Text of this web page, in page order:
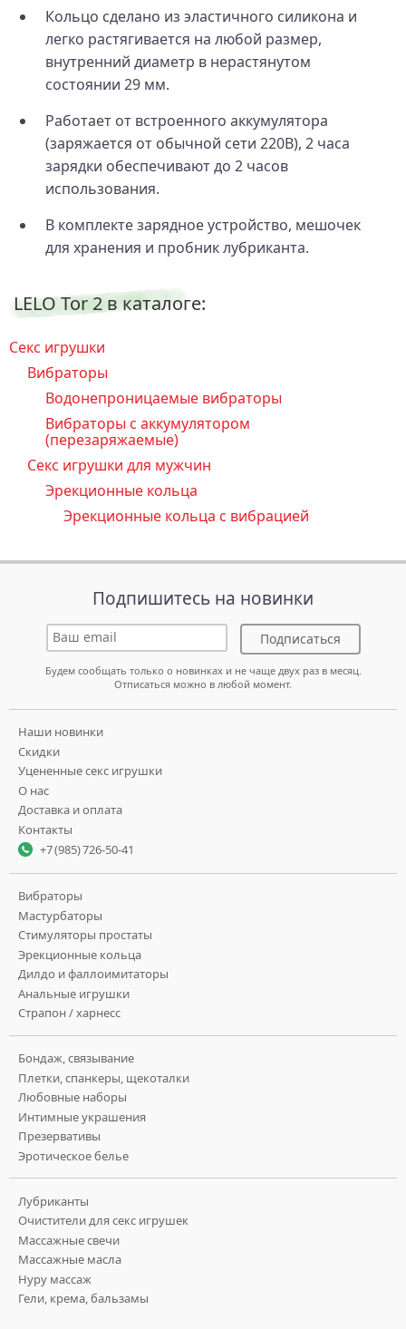
Кольцо сделано из эластичного силикона и
легко растягивается на любой размер,
внутренний диаметр в нерастянутом
состоянии 29 мм.
Работает от встроенного аккумулятора
(заряжается от обычной сети 220В), 2 часа
зарядки обеспечивают до 2 часов
использования.
В комплекте зарядное устройство, мешочек
для хранения и пробник лубриканта.
LELO Tor 2 в каталоге:
Секс игрушки
Вибраторы
Водонепроницаемые вибраторы
Вибраторы с аккумулятором
(перезаряжаемые)
Секс игрушки для мужчин
Эрекционные кольца
Эрекционные кольца с вибрацией
Подпишитесь на новинки
Подписаться
Будем сообщать только о новинках и не чаще двух раз в месяц.
Отписаться можно в любой момент.
Наши новинки
Скидки
Уцененные секс игрушки
О нас
Доставка и оплата
Контакты
+7 (985) 726-50-41
Вибраторы
Мастурбаторы
Стимуляторы простаты
Эрекционные кольца
Дилдо и фаллоимитаторы
Анальные игрушки
Страпон / харнесс
Бондаж, связывание
Плетки, спанкеры, щекоталки
Любовные наборы
Интимные украшения
Презервативы
Эротическое белье
Лубриканты
Очистители для секс игрушек
Массажные свечи
Массажные масла
Нуру массаж
Гели, крема, бальзамы